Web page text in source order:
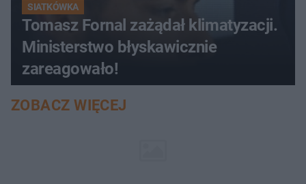
SIATKÓWKA
Tomasz Fornal zażądał klimatyzacji.
Ministerstwo błyskawicznie
zareagowało!
ZOBACZ WIĘCEJ